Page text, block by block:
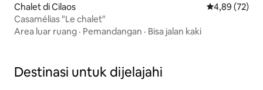
Chalet di Cilaos Nilai rata-rata
4,89 (72)
Casamélias "Le chalet"
Area luar ruang · Pemandangan · Bisa jalan kaki
Destinasi untuk dijelajahi